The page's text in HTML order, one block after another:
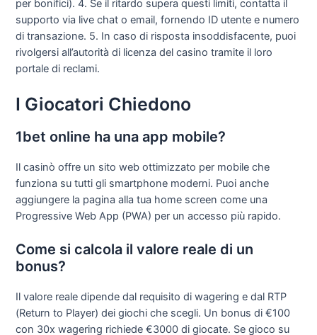
per bonifici). 4. Se il ritardo supera questi limiti, contatta il
supporto via live chat o email, fornendo ID utente e numero
di transazione. 5. In caso di risposta insoddisfacente, puoi
rivolgersi all’autorità di licenza del casino tramite il loro
portale di reclami.
I Giocatori Chiedono
1bet online ha una app mobile?
Il casinò offre un sito web ottimizzato per mobile che
funziona su tutti gli smartphone moderni. Puoi anche
aggiungere la pagina alla tua home screen come una
Progressive Web App (PWA) per un accesso più rapido.
Come si calcola il valore reale di un
bonus?
Il valore reale dipende dal requisito di wagering e dal RTP
(Return to Player) dei giochi che scegli. Un bonus di €100
con 30x wagering richiede €3000 di giocate. Se gioco su